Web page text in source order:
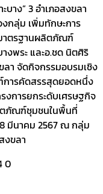
าง” 3 อำเภอสงขลา
กลุ่ม เพิ่มทักษะการ
าตรฐานผลิตภัณฑ์
งพระ และอ.ชด นิตศิริ
า จัดกิจกรรมอบรมเชิง
การคัดสรรสุดยอดหนึ่ง
งการยกระดับเศรษฐกิจ
ภัณฑ์ชุมชนในพื้นที่
มีนาคม 2567 ณ กลุ่ม
งขลา